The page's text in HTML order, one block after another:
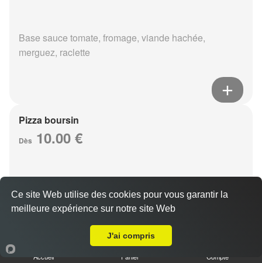
Base sauce tomate, fromage, viande hachée,
merguez, raclette
Pizza boursin
Dès 10.00 €
eouf
Accueil Panier Compte
Ce site Web utilise des cookies pour vous garantir la
meilleure expérience sur notre site Web
J'ai compris